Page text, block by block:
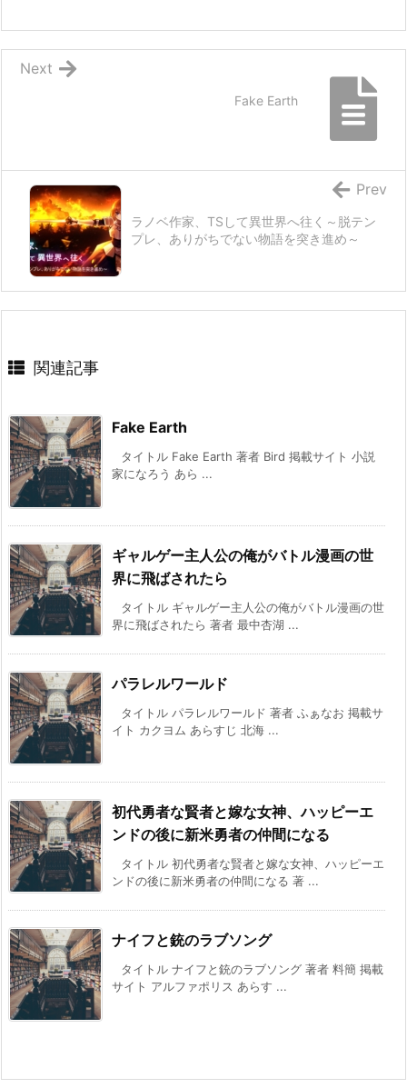
Fake Earth
Next
ラノベ作家、TSして異世界へ往く～脱テン
プレ、ありがちでない物語を突き進め～
Prev
関連記事
Fake Earth
タイトル Fake Earth 著者 Bird 掲載サイト 小説
家になろう あら ...
ギャルゲー主人公の俺がバトル漫画の世
界に飛ばされたら
タイトル ギャルゲー主人公の俺がバトル漫画の世
界に飛ばされたら 著者 最中杏湖 ...
パラレルワールド
タイトル パラレルワールド 著者 ふぁなお 掲載サ
イト カクヨム あらすじ 北海 ...
初代勇者な賢者と嫁な女神、ハッピーエ
ンドの後に新米勇者の仲間になる
タイトル 初代勇者な賢者と嫁な女神、ハッピーエ
ンドの後に新米勇者の仲間になる 著 ...
ナイフと銃のラブソング
タイトル ナイフと銃のラブソング 著者 料簡 掲載
サイト アルファポリス あらす ...